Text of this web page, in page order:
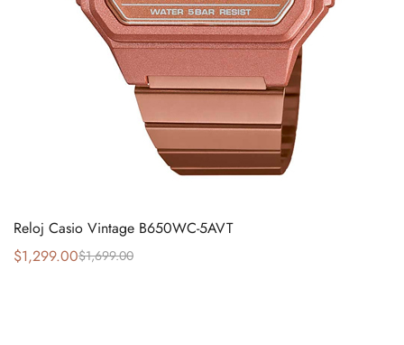
Reloj Casio Vintage B650WC-5AVT
$1,699.00
$1,299.00